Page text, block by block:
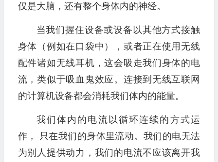
仅是大脑，还有整个身体内的神经。
当我们握住设备或设备以其他方式接触
身体（例如在口袋中），或者正在使用无线
配件诸如无线耳机，这会吸走我们身体的电
流，类似于吸血鬼效应。连接到无线互联网
的计算机设备都会消耗我们体内的能量。
我们体内的电流以循环连续的方式运
作， 只在我们的身体里流动。我们的电无法
为别人提供动力，我们的电流不应该离开我